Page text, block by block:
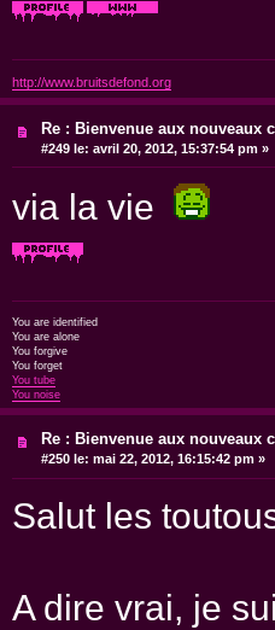
http://www.bruitsdefond.org
Re : Bienvenue aux nouveaux
#249 le: avril 20, 2012, 15:37:54 pm »
via la vie
You are identified
You are alone
You forgive
You forget
You tube
You noise
Re : Bienvenue aux nouveaux
#250 le: mai 22, 2012, 16:15:42 pm »
Salut les
A dire vrai, je